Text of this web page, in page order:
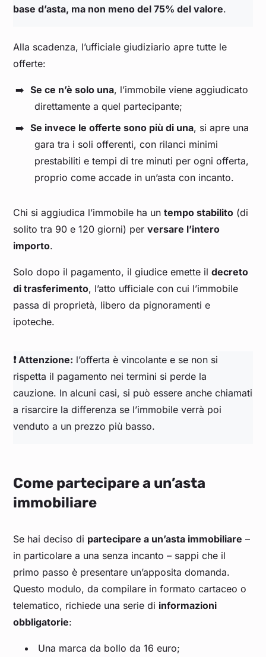
base d’asta, ma non meno del 75% del valore.
Alla scadenza, l’ufficiale giudiziario apre tutte le
offerte:
Se ce n’è solo una, l’immobile viene aggiudicato
direttamente a quel partecipante;
Se invece le offerte sono più di una, si apre una
gara tra i soli offerenti, con rilanci minimi
prestabiliti e tempi di tre minuti per ogni offerta,
proprio come accade in un’asta con incanto.
Chi si aggiudica l’immobile ha untempo stabilito (di
solito tra 90 e 120 giorni) perversare l’intero
importo.
Solo dopo il pagamento, il giudice emette ildecreto
di trasferimento, l’atto ufficiale con cui l’immobile
passa di proprietà, libero da pignoramenti e
ipoteche.
❗ Attenzione: l’offerta è vincolante e se non si
rispetta il pagamento nei termini si perde la
cauzione. In alcuni casi, si può essere anche chiamati
a risarcire la differenza se l’immobile verrà poi
venduto a un prezzo più basso.
Come partecipare a un’asta
immobiliare
Se hai deciso di partecipare a un’asta immobiliare –
in particolare a una senza incanto – sappi che il
primo passo è presentare un’apposita domanda.
Questo modulo, da compilare in formato cartaceo o
telematico, richiede una serie di informazioni
obbligatorie:
Una marca da bollo da 16 euro;